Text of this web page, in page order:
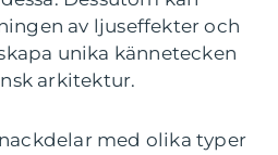
av ljuseffekter och
unika kännetecken
arkitektur.
med olika typer